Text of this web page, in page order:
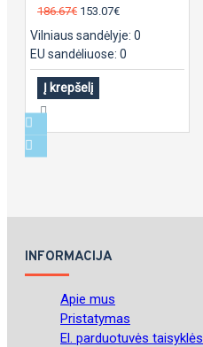
186.67€ 153.07€
Vilniaus sandėlyje: 0
EU sandėliuose: 0
Į krepšelį
INFORMACIJA
Apie mus
Pristatymas
El. parduotuvės taisyklės